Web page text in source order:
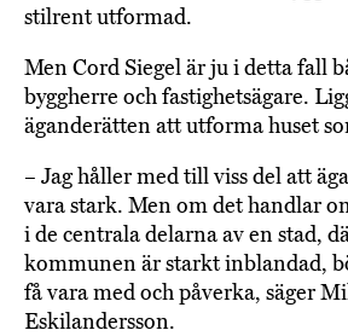
stilrent utformad.
Men Cord Siegel är ju i detta fall
byggherre och fastighetsägare.
äganderätten att utforma huset
– Jag håller med till viss del att
vara stark. Men om det handlar
i de centrala delarna av en stad,
kommunen är starkt inblandad,
få vara med och påverka, säger
Eskilandersson.